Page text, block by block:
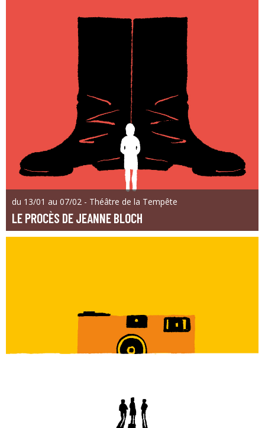
du 13/01 au 07/02 - Théâtre de la Tempête
LE PROCÈS DE JEANNE BLOCH